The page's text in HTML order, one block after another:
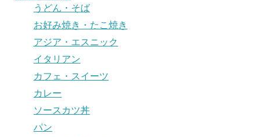
うどん・そば
お好み焼き・たこ焼き
アジア・エスニック
イタリアン
カフェ・スイーツ
カレー
ソースカツ丼
パン